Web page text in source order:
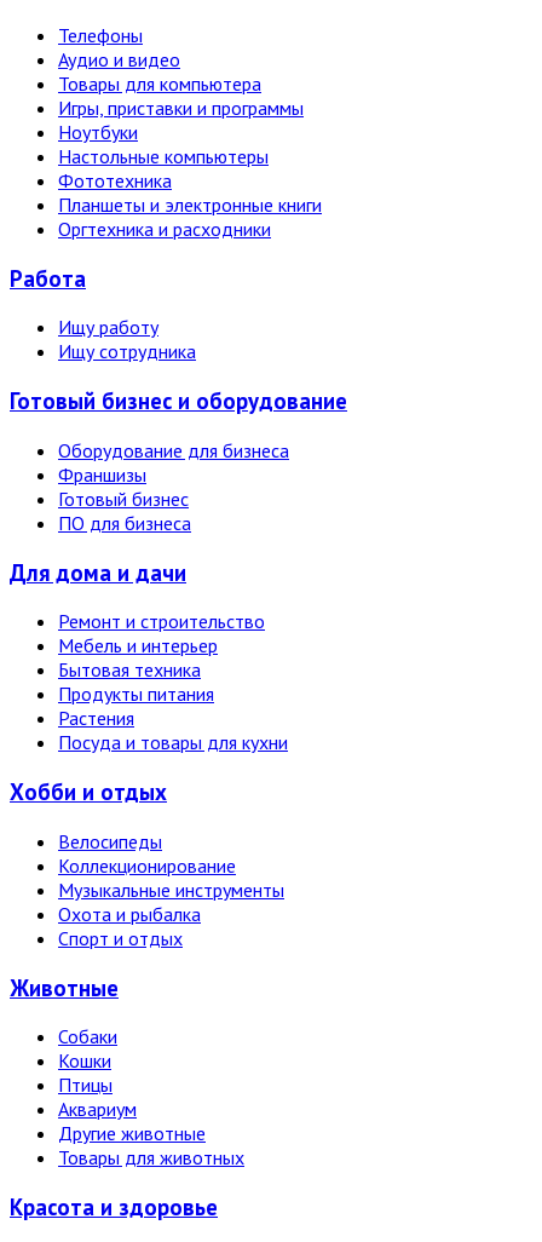
Телефоны
Аудио и видео
Товары для компьютера
Игры, приставки и программы
Ноутбуки
Настольные компьютеры
Фототехника
Планшеты и электронные книги
Оргтехника и расходники
Работа
Ищу работу
Ищу сотрудника
Готовый бизнес и оборудование
Оборудование для бизнеса
Франшизы
Готовый бизнес
ПО для бизнеса
Для дома и дачи
Ремонт и строительство
Мебель и интерьер
Бытовая техника
Продукты питания
Растения
Посуда и товары для кухни
Хобби и отдых
Велосипеды
Коллекционирование
Музыкальные инструменты
Охота и рыбалка
Спорт и отдых
Животные
Собаки
Кошки
Птицы
Аквариум
Другие животные
Товары для животных
Красота и здоровье